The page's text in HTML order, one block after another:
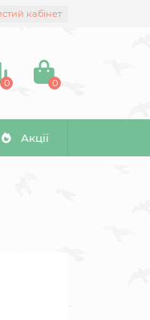
кабінет
0 0
Акції